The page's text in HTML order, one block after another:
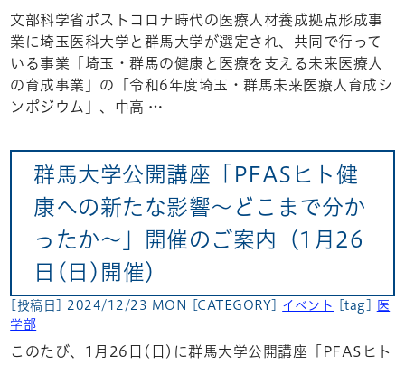
文部科学省ポストコロナ時代の医療人材養成拠点形成事
業に埼玉医科大学と群馬大学が選定され、共同で行って
いる事業「埼玉・群馬の健康と医療を支える未来医療人
の育成事業」の「令和6年度埼玉・群馬未来医療人育成シ
ンポジウム」、中高 …
群馬大学公開講座「PFASヒト健
康への新たな影響～どこまで分か
ったか～」開催のご案内（1月26
日(日)開催）
[投稿日] 2024/12/23 MON [CATEGORY] イベント [tag]
医
学部
このたび、1月26日(日)に群馬大学公開講座「PFASヒト